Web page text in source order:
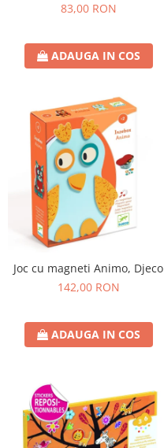
83,00 RON
ADAUGA IN COS
Joc cu magneti Animo, Djeco
142,00 RON
ADAUGA IN COS